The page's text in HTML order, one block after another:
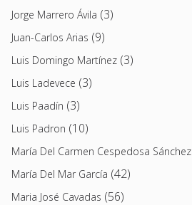
Jorge Marrero Ávila (3)
Juan-Carlos Arias (9)
Luis Domingo Martínez (3)
Luis Ladevece (3)
Luis Paadín (3)
Luis Padron (10)
María Del Carmen Cespedosa Sánchez
María Del Mar García (42)
Maria José Cavadas (56)